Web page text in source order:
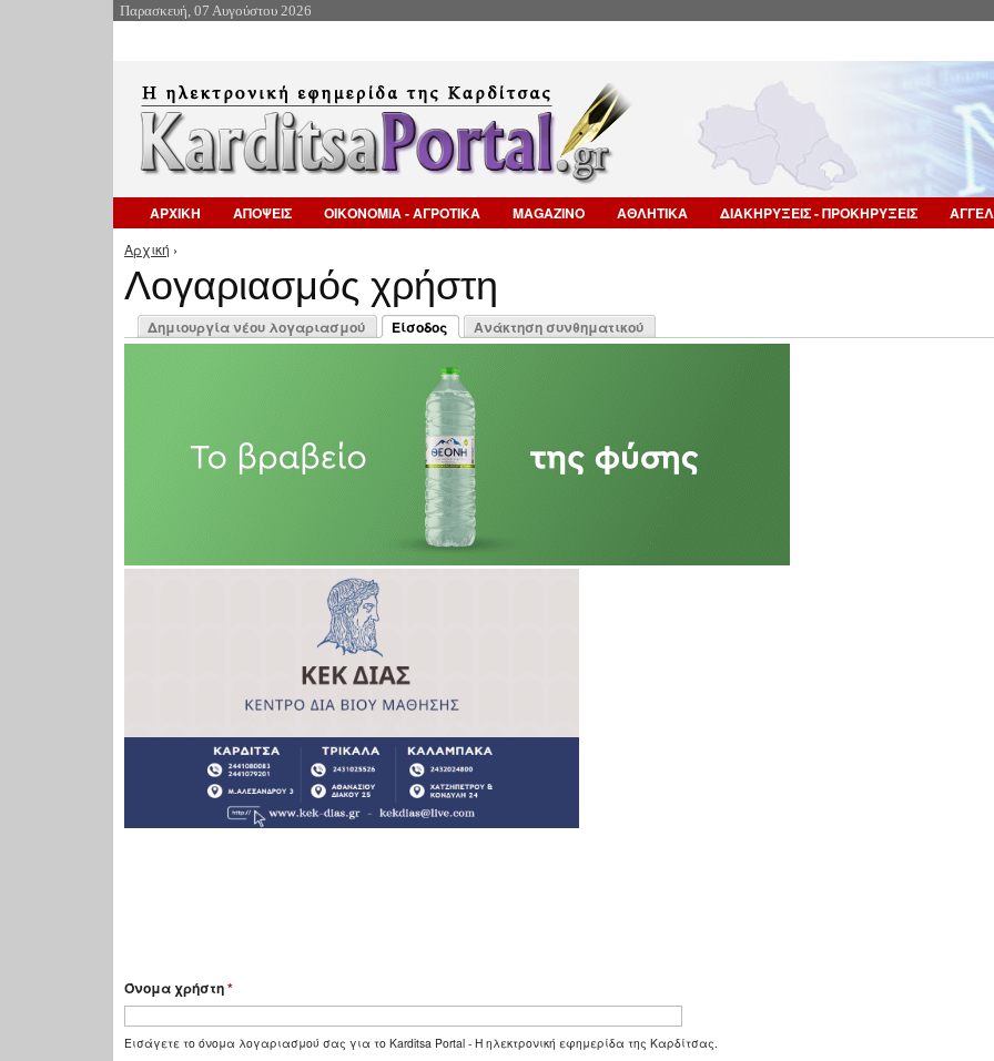
Παρασκευή, 07 Αυγούστου 2026
ΑΡΧΙΚΗ ΑΠΟΨΕΙΣ ΟΙΚΟΝΟΜΙΑ - ΑΓΡΟΤΙΚΑ MAGAZINO ΑΘΛΗΤΙΚΑ ΔΙΑΚΗΡΥΞΕΙΣ - ΠΡΟΚΗΡΥΞΕΙΣ
Είστε εδώ
Αρχική ›
Λογαριασμός χρήστη
Πρωτεύουσες καρτέλες
Δημιουργία νέου λογαριασμού
Είσοδος
(ενεργή καρτέλα)
Ανάκτηση συνθηματικού
Όνομα χρήστη*
Εισάγετε το όνομα λογαριασμού σας για το Karditsa Portal - Η ηλεκτρονική εφημερίδα της Καρδίτσας.